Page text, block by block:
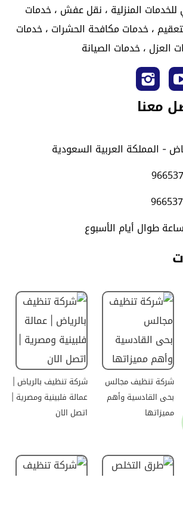
المنزلية ، نقل عفش ، خدمات
، خدمات مكافحة الحشرات ، خدمات
العزل ، خدمات الصيانة
تابعنا
على
يوتيوب
تابعنا
على
انستجرام
معنا
- المملكة العربية السعودية
شركة تنظيف مجالس
بحى القادسية وأهم
مميزاتها
شركة تنظيف بالرياض |
عمالة فلبينية ومصرية |
اتصل الان